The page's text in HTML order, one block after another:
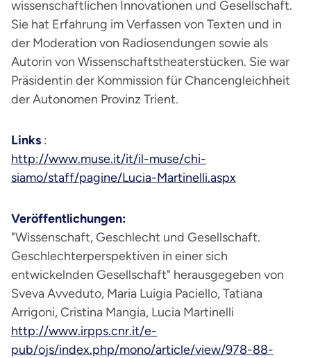
wissenschaftlichen Innovationen und Gesellschaft.
Sie hat Erfahrung im Verfassen von Texten und in
der Moderation von Radiosendungen sowie als
Autorin von Wissenschaftstheaterstücken. Sie war
Präsidentin der Kommission für Chancengleichheit
der Autonomen Provinz Trient.
Links :
http://www.muse.it/it/il-muse/chi-
siamo/staff/pagine/Lucia-Martinelli.aspx
Veröffentlichungen:
"Wissenschaft, Geschlecht und Gesellschaft.
Geschlechterperspektiven in einer sich
entwickelnden Gesellschaft" herausgegeben von
Sveva Avveduto, Maria Luigia Paciello, Tatiana
Arrigoni, Cristina Mangia, Lucia Martinelli
http://www.irpps.cnr.it/e-
pub/ojs/index.php/mono/article/view/978-88-